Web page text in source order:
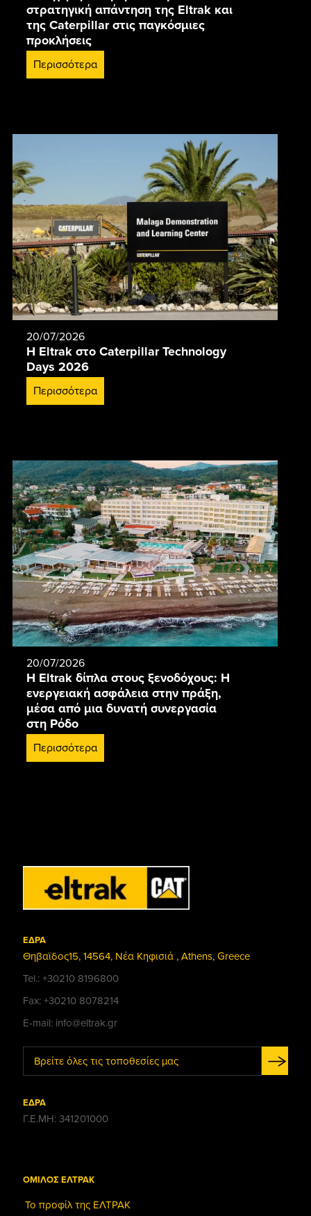
στρατηγική απάντηση της Eltrak και
της Caterpillar στις παγκόσμιες
προκλήσεις
Περισσότερα
20/07/2026
Η Eltrak στο Caterpillar Technology
Days 2026
Περισσότερα
20/07/2026
Η Eltrak δίπλα στους ξενοδόχους: Η
ενεργειακή ασφάλεια στην πράξη,
μέσα από μια δυνατή συνεργασία
στη Ρόδο
Περισσότερα
ΕΔΡΑ
Θηβαϊδος15, 14564, Νέα Κηφισιά , Athens, Greece
Tel.: +30210 8196800
Fax: +30210 8078214
E-mail: info@eltrak.gr
Βρείτε όλες τις τοποθεσίες μας
ΕΔΡΑ
Γ.Ε.ΜΗ: 341201000
ΟΜΙΛΟΣ ΕΛΤΡΑΚ
Το προφίλ της ΕΛΤΡΑΚ